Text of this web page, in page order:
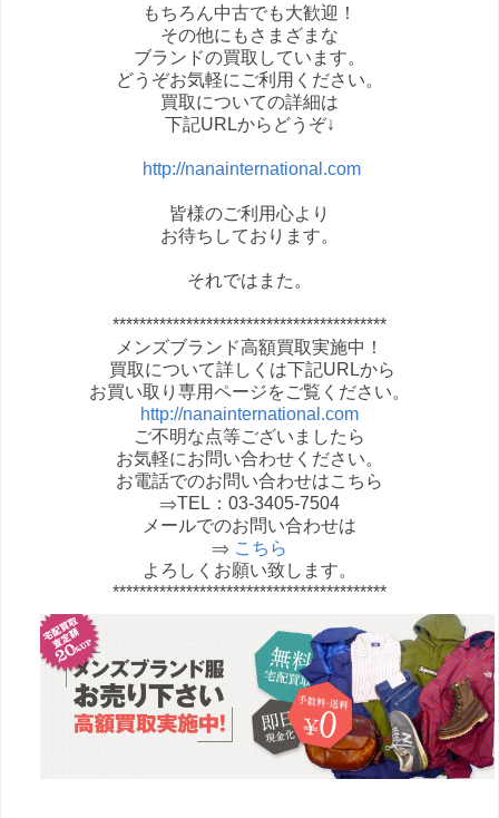
もちろん中古でも大歓迎！
その他にもさまざまな
ブランドの買取しています。
どうぞお気軽にご利用ください。
買取についての詳細は
下記URLからどうぞ↓
http://nanainternational.com
皆様のご利用心より
お待ちしております。
それではまた。
*****************************************
メンズブランド高額買取実施中！
買取について詳しくは下記URLから
お買い取り専用ページをご覧ください。
http://nanainternational.com
ご不明な点等ございましたら
お気軽にお問い合わせください。
お電話でのお問い合わせはこちら
⇒TEL：03-3405-7504
メールでのお問い合わせは
⇒ こちら
よろしくお願い致します。
*****************************************